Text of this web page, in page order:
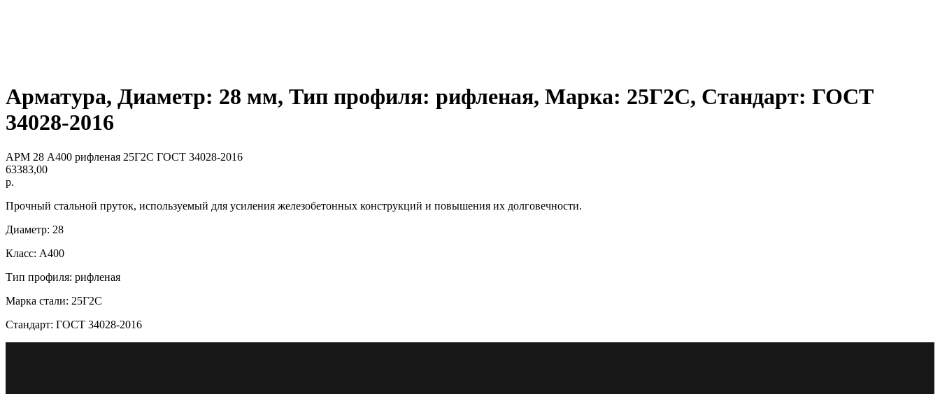
Арматура, Диаметр: 28 мм, Тип профиля: рифленая, Марка: 25Г2С, Стандарт: ГОСТ
34028-2016
АРМ 28 А400 рифленая 25Г2С ГОСТ 34028-2016
63383,00
р.
Прочный стальной пруток, используемый для усиления железобетонных конструкций и повышения их долговечности.
Диаметр: 28
Класс: А400
Тип профиля: рифленая
Марка стали: 25Г2С
Стандарт: ГОСТ 34028-2016